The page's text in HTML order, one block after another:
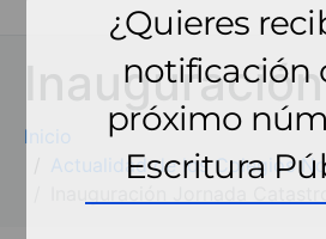
Inicio
Actualidad de los Colegios
¿Quieres
notificación
próximo
Escritura